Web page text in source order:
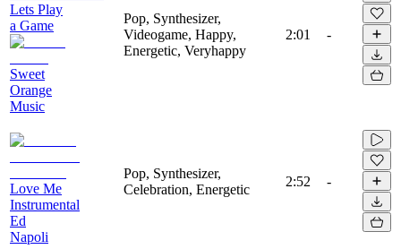
Lets Play
a Game
Sweet
Orange
Music
Pop, Synthesizer,
Videogame, Happy,
Energetic, Veryhappy
2:01 -
Love Me
Instrumental
Ed
Napoli
Pop, Synthesizer,
Celebration, Energetic
2:52 -